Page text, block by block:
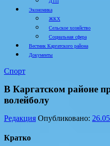
Экономика
ЖКХ
Сельское хозяйство
Социальная сфера
Вестник Каргатского района
Документы
Спорт
В Каргатском районе
волейболу
Редакция Опубликовано:
Кратко